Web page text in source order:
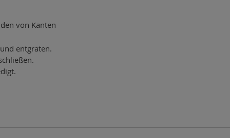
von Kanten
entgraten.